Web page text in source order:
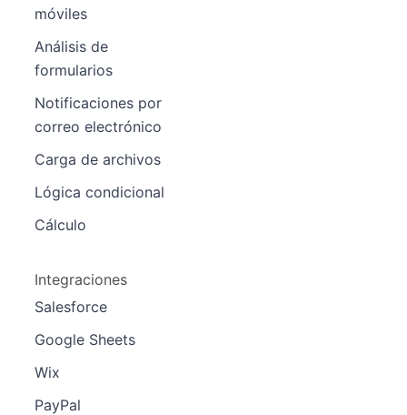
móviles
Análisis de
formularios
Notificaciones por
correo electrónico
Carga de archivos
Lógica condicional
Cálculo
Integraciones
Salesforce
Google Sheets
Wix
PayPal